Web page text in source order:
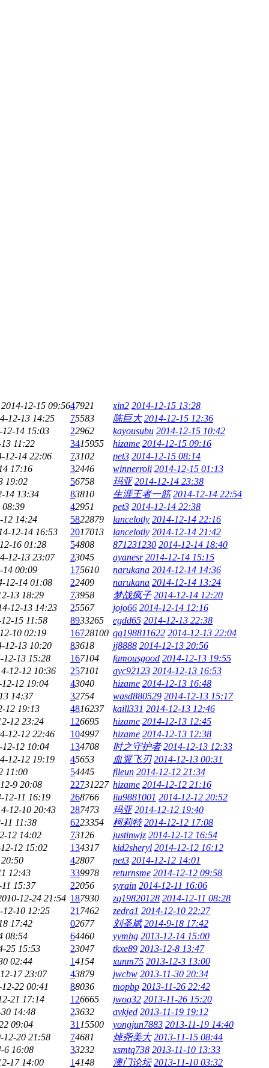
2014-12-15 09:5647921 xin2 2014-12-15 13:28
12-13 14:25
75583 陈巨大 2014-12-15 12:36
12-14 15:03
22962 kayousubu 2014-12-15 10:42
11:22
3415955 hizame 2014-12-15 09:16
12-14 22:06
73102 pet3 2014-12-15 08:14
17:16
32446 winnerroli 2014-12-15 01:13
19:02
56758 玛亚 2014-12-14 23:38
14 13:34
83810 生涯王者一筋 2014-12-14 22:54
08:39
42951 pet3 2014-12-14 22:38
12 14:24
5822879 lancelotly 2014-12-14 22:16
12-14 16:53
2017013 lancelotly 2014-12-14 21:42
16 01:28
54808 871231230 2014-12-14 18:40
12-13 23:07
23045 ayanesr 2014-12-14 15:15
14 00:09
175610 narukana 2014-12-14 14:36
12-14 01:08
22409 narukana 2014-12-14 13:24
13 18:29
73958 梦战疯子 2014-12-14 12:20
12-13 14:23
25567 jojo66 2014-12-14 12:16
15 11:58
8933265 egdd65 2014-12-13 22:38
10 02:19
16728100 qq198811622 2014-12-13 22:04
12-13 10:20
83618 jj8888 2014-12-13 20:56
12-13 15:28
167104 famousgood 2014-12-13 19:55
12-12 10:36
257101 gyc92123 2014-12-13 16:53
12 19:04
43040 hizame 2014-12-13 16:48
14:37
32754 wasd880529 2014-12-13 15:17
12 19:13
4816237 kaill331 2014-12-13 12:46
12 23:24
126695 hizame 2014-12-13 12:45
12-12 22:46
104997 hizame 2014-12-13 12:38
12-12 10:04
134708 时之守护者 2014-12-13 12:33
12-12 19:19
45653 血翼飞刃 2014-12-13 00:31
11:00
54445 fileun 2014-12-12 21:34
9 20:08
22731227 hizame 2014-12-12 21:16
12-11 16:19
268766 liu9881001 2014-12-12 20:52
12-10 20:43
287473 玛亚 2014-12-12 19:40
11 11:38
6223354 柯莉特 2014-12-12 17:08
12 14:02
73126 justinwjz 2014-12-12 16:54
12 15:02
134317 kid2sheryl 2014-12-12 16:12
42807 pet3 2014-12-12 14:01
12:43
339978 returnsme 2014-12-12 09:58
15:37
22056 syrain 2014-12-11 16:06
12-24 21:54 187930 zq19820128 2014-12-11 08:28
12-10 12:25
21 7462 zedra1 2014-12-10 22:27
17:42
02677 刘圣斌 2014-9-18 17:42
08:54
64460 yymhg 2013-12-14 15:00
25 15:53
23047 tkxe89 2013-12-8 13:47
02:44
14154 xunm75 2013-12-3 13:00
17 23:07
43879 jwcbw 2013-11-30 20:34
22 00:41
88036 mopbp 2013-11-26 22:42
21 17:14
126665 jwoq32 2013-11-26 15:20
14:48
23632 avkjed 2013-11-19 19:12
09:04
31 15500 yongjun7883 2013-11-19 14:40
12-20 21:58
74681 焯尧美大 2013-11-15 08:44
6 16:08
33232 xsmtq738 2013-11-10 13:33
17 14:00
14148 澳门论坛 2013-11-10 03:32